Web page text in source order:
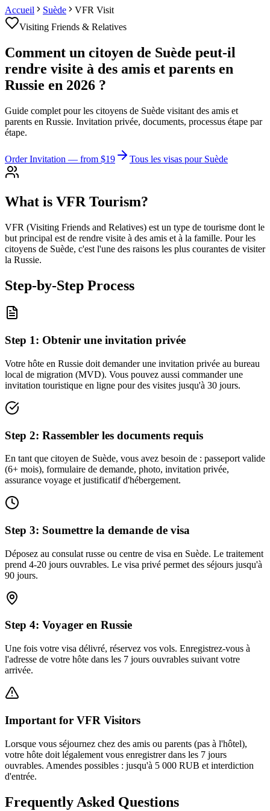
Accueil Suède
VFR Visit
Visiting Friends & Relatives
Comment un citoyen de Suède peut-il
rendre visite à des amis et parents en
Russie en 2026 ?
Guide complet pour les citoyens de Suède visitant des amis et
parents en Russie. Invitation privée, documents, processus étape par
étape.
Order Invitation — from $19 Tous les visas pour Suède
What is VFR Tourism?
VFR (Visiting Friends and Relatives) est un type de tourisme dont le
but principal est de rendre visite à des amis et à la famille. Pour les
citoyens de Suède, c'est l'une des raisons les plus courantes de visiter
la Russie.
Step-by-Step Process
Step 1: Obtenir une invitation privée
Votre hôte en Russie doit demander une invitation privée au bureau
local de migration (MVD). Vous pouvez aussi commander une
invitation touristique en ligne pour des visites jusqu'à 30 jours.
Step 2: Rassembler les documents requis
En tant que citoyen de Suède, vous avez besoin de : passeport valide
(6+ mois), formulaire de demande, photo, invitation privée,
assurance voyage et justificatif d'hébergement.
Step 3: Soumettre la demande de visa
Déposez au consulat russe ou centre de visa en Suède. Le traitement
prend 4-20 jours ouvrables. Le visa privé permet des séjours jusqu'à
90 jours.
Step 4: Voyager en Russie
Une fois votre visa délivré, réservez vos vols. Enregistrez-vous à
l'adresse de votre hôte dans les 7 jours ouvrables suivant votre
arrivée.
Important for VFR Visitors
Lorsque vous séjournez chez des amis ou parents (pas à l'hôtel),
votre hôte doit légalement vous enregistrer dans les 7 jours
ouvrables. Amendes possibles : jusqu'à 5 000 RUB et interdiction
d'entrée.
Frequently Asked Questions